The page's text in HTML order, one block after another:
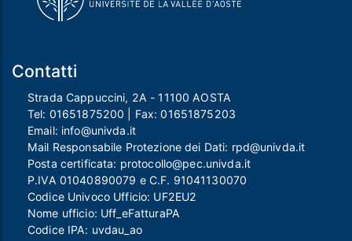
Contatti
Strada Cappuccini, 2A - 11100 AOSTA
Tel: 01651875200 | Fax:01651875203
Email: info@univda.it
Mail Responsabile Protezione dei Dati: rpd@univda.it
Posta certificata: protocollo@pec.univda.it
P.IVA 01040890079 e C.F. 91041130070
Codice Univoco Ufficio: UF2EU2
Nome ufficio: Uff_eFatturaPA
Codice IPA: uvdau_ao